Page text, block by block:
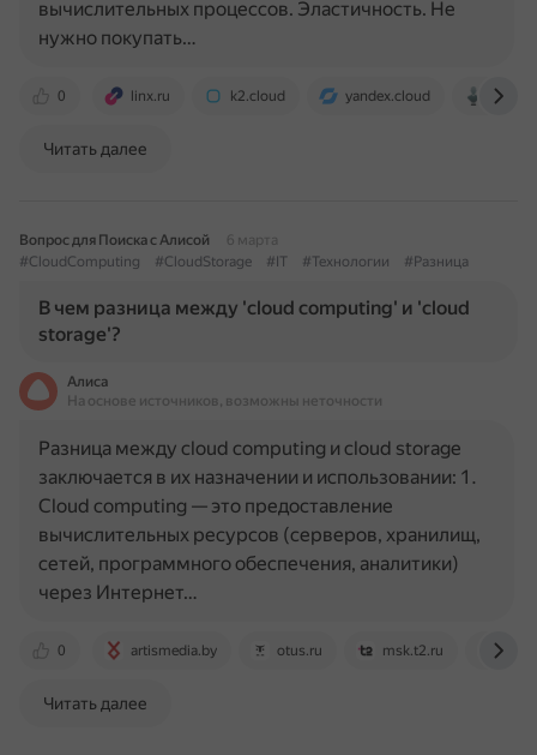
0 linx.ru k2.cloud yandex.cloud
вычислительных процессов. Эластичность. Не
нужно покупать…
Читать далее
Вопрос для Поиска с Алисой
6 марта
#CloudComputing
#CloudStorage #IT #Технологии #Разница
В чем разница между 'cloud computing' и 'cloud
storage'?
Алиса
На основе источников, возможны неточности
0 artismedia.by otus.ru msk.t2.ru
Разница между cloud computing и cloud storage
заключается в их назначении и использовании: 1.
Cloud computing — это предоставление
вычислительных ресурсов (серверов, хранилищ,
сетей, программного обеспечения, аналитики)
через Интернет…
Читать далее